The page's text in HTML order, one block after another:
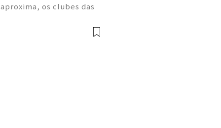
os clubes das
grande inter